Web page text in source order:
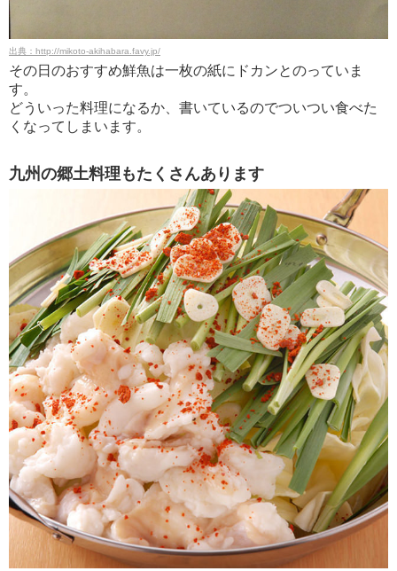
出典：http://mikoto-akihabara.favy.jp/
その日のおすすめ鮮魚は一枚の紙にドカンとのっていま
す。
どういった料理になるか、書いているのでついつい食べた
くなってしまいます。
九州の郷土料理もたくさんあります